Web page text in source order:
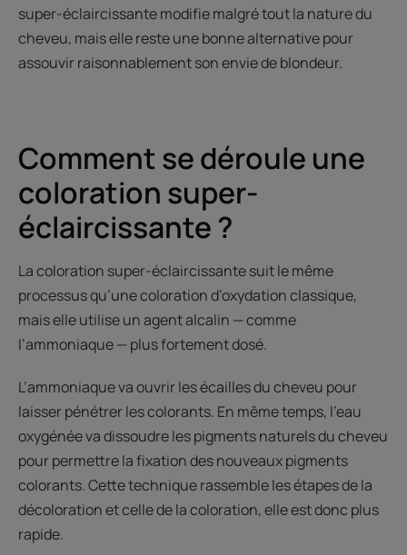
super-éclaircissante modifie malgré tout la nature du
cheveu, mais elle reste une bonne alternative pour
assouvir raisonnablement son envie de blondeur.
Comment se déroule une
coloration super-
éclaircissante ?
La coloration super-éclaircissante suit le même
processus qu’une coloration d’oxydation classique,
mais elle utilise un agent alcalin — comme
l’ammoniaque — plus fortement dosé.
L’ammoniaque va ouvrir les écailles du cheveu pour
laisser pénétrer les colorants. En même temps, l’eau
oxygénée va dissoudre les pigments naturels du cheveu
pour permettre la fixation des nouveaux pigments
colorants. Cette technique rassemble les étapes de la
décoloration et celle de la coloration, elle est donc plus
rapide.